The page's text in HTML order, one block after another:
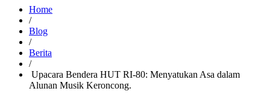
Home
/
Blog
/
Berita
/
Upacara Bendera HUT RI-80: Menyatukan Asa dalam
Alunan Musik Keroncong.